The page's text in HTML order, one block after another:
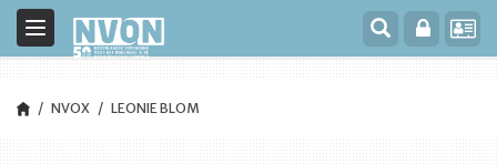
Toggle
navigation
NVOX LEONIE BLOM